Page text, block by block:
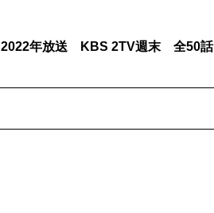
2022年放送 KBS 2TV週末 全50話